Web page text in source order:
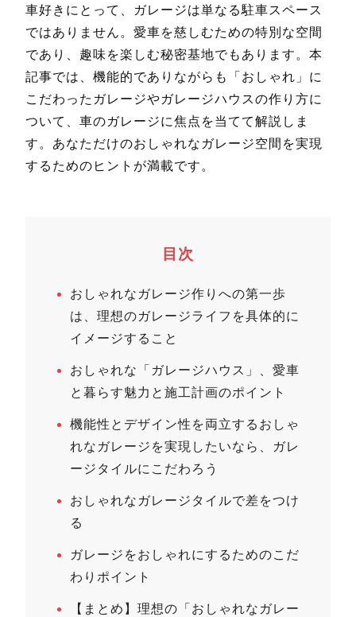
車好きにとって、ガレージは単なる駐車スペース
ではありません。愛車を慈しむための特別な空間
であり、趣味を楽しむ秘密基地でもあります。本
記事では、機能的でありながらも「おしゃれ」に
こだわったガレージやガレージハウスの作り方に
ついて、車のガレージに焦点を当てて解説しま
す。あなただけのおしゃれなガレージ空間を実現
するためのヒントが満載です。
目次
おしゃれなガレージ作りへの第一歩
は、理想のガレージライフを具体的に
イメージすること
おしゃれな「ガレージハウス」、愛車
と暮らす魅力と施工計画のポイント
機能性とデザイン性を両立するおしゃ
れなガレージを実現したいなら、ガレ
ージタイルにこだわろう
おしゃれなガレージタイルで差をつけ
る
ガレージをおしゃれにするためのこだ
わりポイント
【まとめ】理想の「おしゃれなガレー